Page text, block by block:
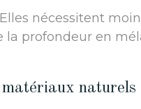
nécessitent
la profondeur en
naturels